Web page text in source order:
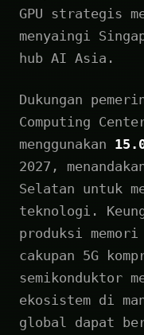
GPU strategis
menyaingi
hub AI Asia.
Dukungan
Computing
menggunakan
2027,
Selatan untuk
teknologi.
produksi
cakupan 5G
semikonduktor
ekosistem di
global dapat